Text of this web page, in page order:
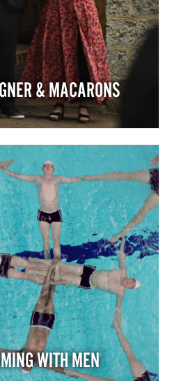
& MACARONS
WITH MEN